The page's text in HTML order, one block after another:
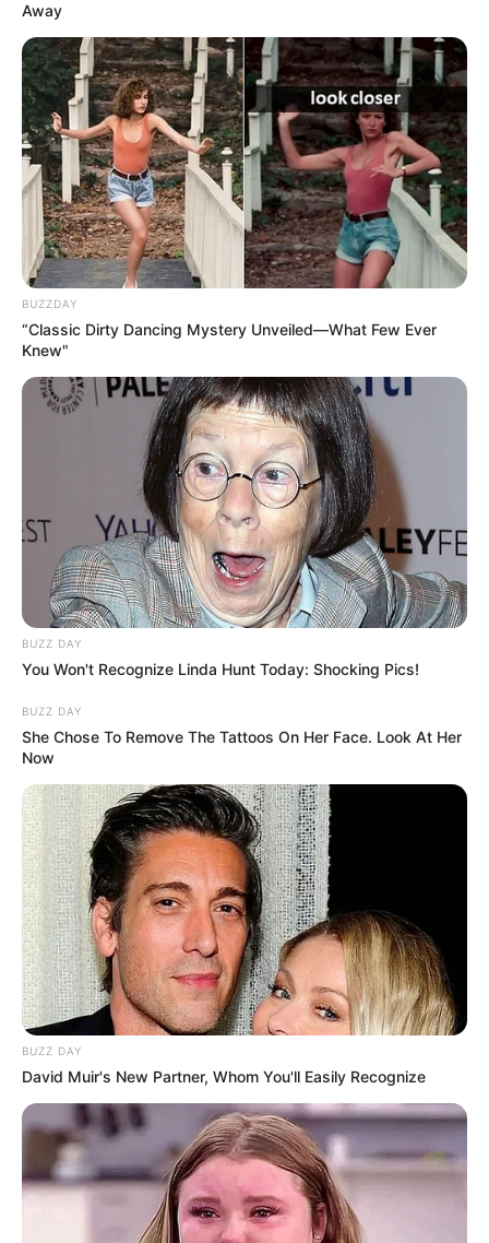
Away
BUZZDAY
“Classic Dirty Dancing Mystery Unveiled—What Few Ever
Knew"
BUZZ DAY
You Won't Recognize Linda Hunt Today: Shocking Pics!
BUZZ DAY
She Chose To Remove The Tattoos On Her Face. Look At Her
Now
BUZZ DAY
David Muir's New Partner, Whom You'll Easily Recognize